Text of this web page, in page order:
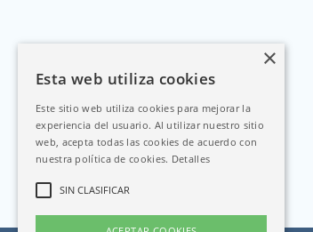
Esta web utiliza cookies
Este sitio web utiliza cookies para mejorar la
experiencia del usuario. Al utilizar nuestro sitio
web, acepta todas las cookies de acuerdo con
nuestra política de cookies. Detalles
SIN CLASIFICAR
×